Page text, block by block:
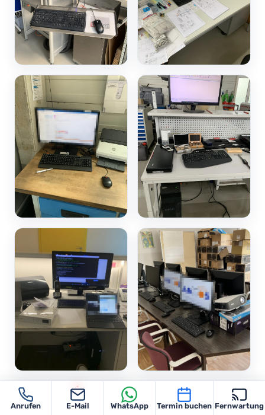
Anrufen E-Mail WhatsApp Termin buchen Fernwartung